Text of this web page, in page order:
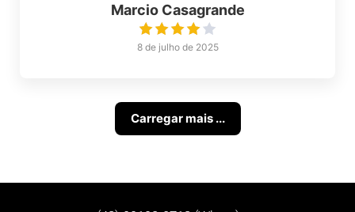
Marcio Casagrande
8 de julho de 2025
Carregar mais ...